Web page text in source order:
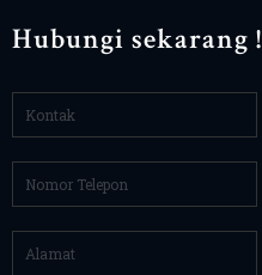
Hubungi sekarang !